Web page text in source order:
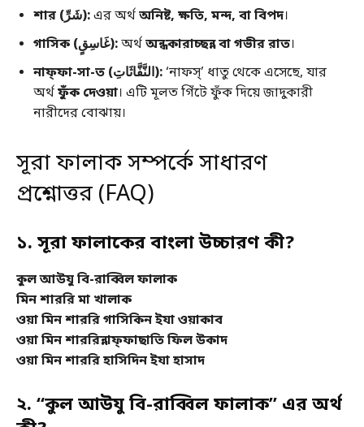
শার (شَرِّ):এর অর্থঅনিষ্ট, ক্ষতি, মন্দ, বা বিপদ।
গাসিক (غَاسِقٍ):অর্থঅন্ধকারাচ্ছন্ন বা গভীর রাত।
নাফ্ফা-সা-ত (النَّفَّاثَاتِ):‘নাফস্’ ধাতু থেকে এসেছে, যার
অর্থফুঁক দেওয়া। এটি মূলত গিঁটে ফুঁক দিয়ে জাদুকারী
নারীদের বোঝায়।
সূরা ফালাক সম্পর্কে সাধারণ
প্রশ্নোত্তর (FAQ)
১. সূরা ফালাকের বাংলা উচ্চারণ কী?
কুল আউযু বি-রাব্বিল ফালাক
মিন শাররি মা খালাক
ওয়া মিন শাররি গাসিকিন ইযা ওয়াকাব
ওয়া মিন শাররিন্নাফ্‌ফাছাতি ফিল উকাদ
ওয়া মিন শাররি হাসিদিন ইযা হাসাদ
২. “কুল আউযু বি-রাব্বিল ফালাক” এর অর্থ